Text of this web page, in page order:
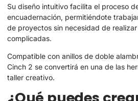
Su diseño intuitivo facilita el proceso
encuadernación, permitiéndote
de proyectos sin necesidad de
complicadas.
Compatible con anillos de doble
Cinch 2 se convertirá en una de las
taller creativo.